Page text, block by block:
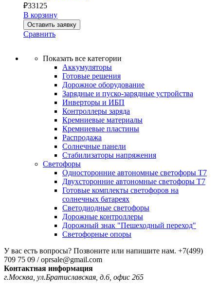
₽33125
В корзину
Оставить заявку
Сравнить
Показать все категории
Аккумуляторы
Готовые решения
Дорожное оборудование
Зарядные и пуско-зарядные устройства
Инверторы и ИБП
Контроллеры заряда
Кремниевые материалы
Кремниевые пластины
Распродажа
Солнечные панели
Стабилизаторы напряжения
Светофоры
Односторонние автономные светофоры Т7
Двухсторонние автономные светофоры Т7
Готовые комплекты светофоров на
солнечных батареях
Светодиодные светофоры
Дорожные контроллеры
Дорожный знак "Пешеходный переход"
Светофорные опоры
У вас есть вопросы? Позвоните или напишите нам. +7(499)
709 75 09 / oprsale@gmail.com
Контактная информация
г.Москва, ул.Братиславская, д.6, офис 265